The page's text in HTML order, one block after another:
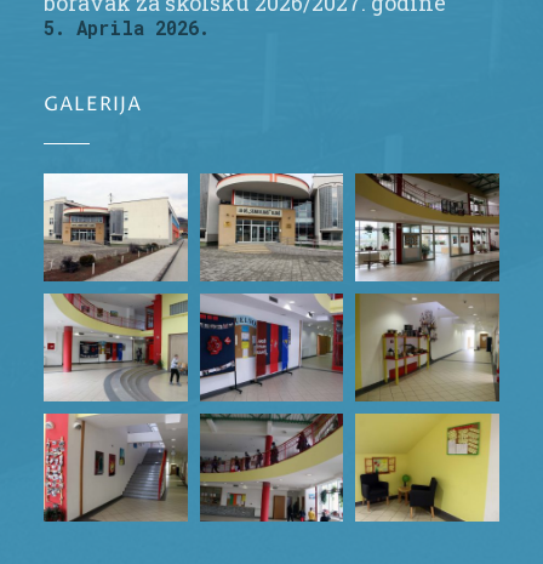
5. Aprila 2026.
GALERIJA